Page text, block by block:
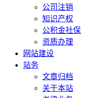
公司注销
知识产权
公积金社保
资质办理
网站建设
站务
文章归档
关于本站